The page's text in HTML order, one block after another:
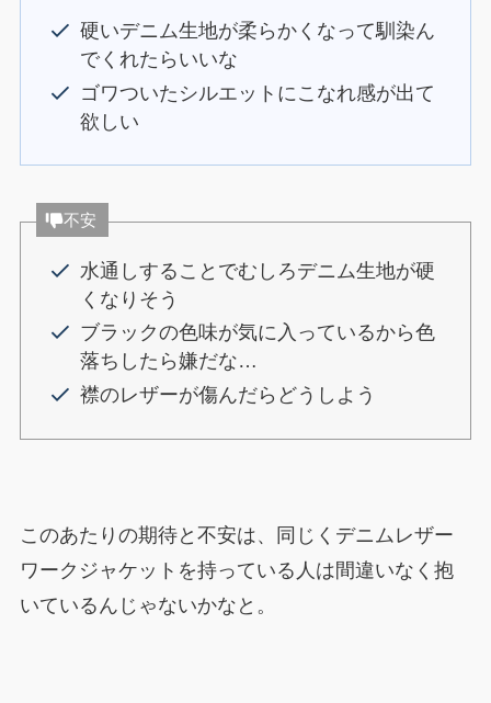
硬いデニム生地が柔らかくなって馴染ん
でくれたらいいな
ゴワついたシルエットにこなれ感が出て
欲しい
不安
水通しすることでむしろデニム生地が硬
くなりそう
ブラックの色味が気に入っているから色
落ちしたら嫌だな…
襟のレザーが傷んだらどうしよう
このあたりの期待と不安は、同じくデニムレザー
ワークジャケットを持っている人は間違いなく抱
いているんじゃないかなと。